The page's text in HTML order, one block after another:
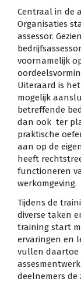
Centraal in de
Organisaties
assessor.
voornamelijk
Uiteraard is
mogelijk
betreffende
dan ook ter
praktische
aan op de
heeft
functioneren
werkomgeving.
Tijdens de
diverse taken
training start
ervaringen en
vullen daartoe
deelnemers